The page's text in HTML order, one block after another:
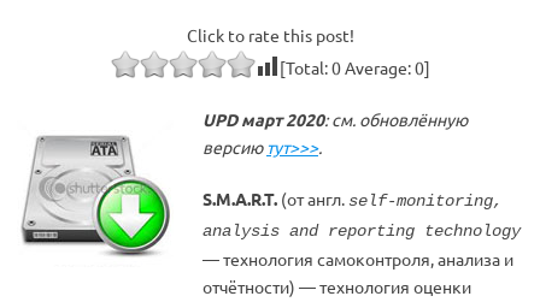
Click to rate this post!
[Total:0Average:0]
UPD март 2020: см. обновлённую
версиютут>>>.
S.M.A.R.T. (от англ.self-monitoring,
analysis and reporting technology
— технология самоконтроля, анализа и
отчётности) — технология оценки